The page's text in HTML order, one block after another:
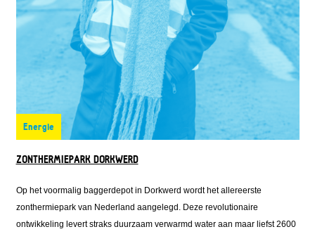
Energie
ZONTHERMIEPARK DORKWERD
Op het voormalig baggerdepot in Dorkwerd wordt het allereerste
zonthermiepark van Nederland aangelegd. Deze revolutionaire
ontwikkeling levert straks duurzaam verwarmd water aan maar liefst 2600